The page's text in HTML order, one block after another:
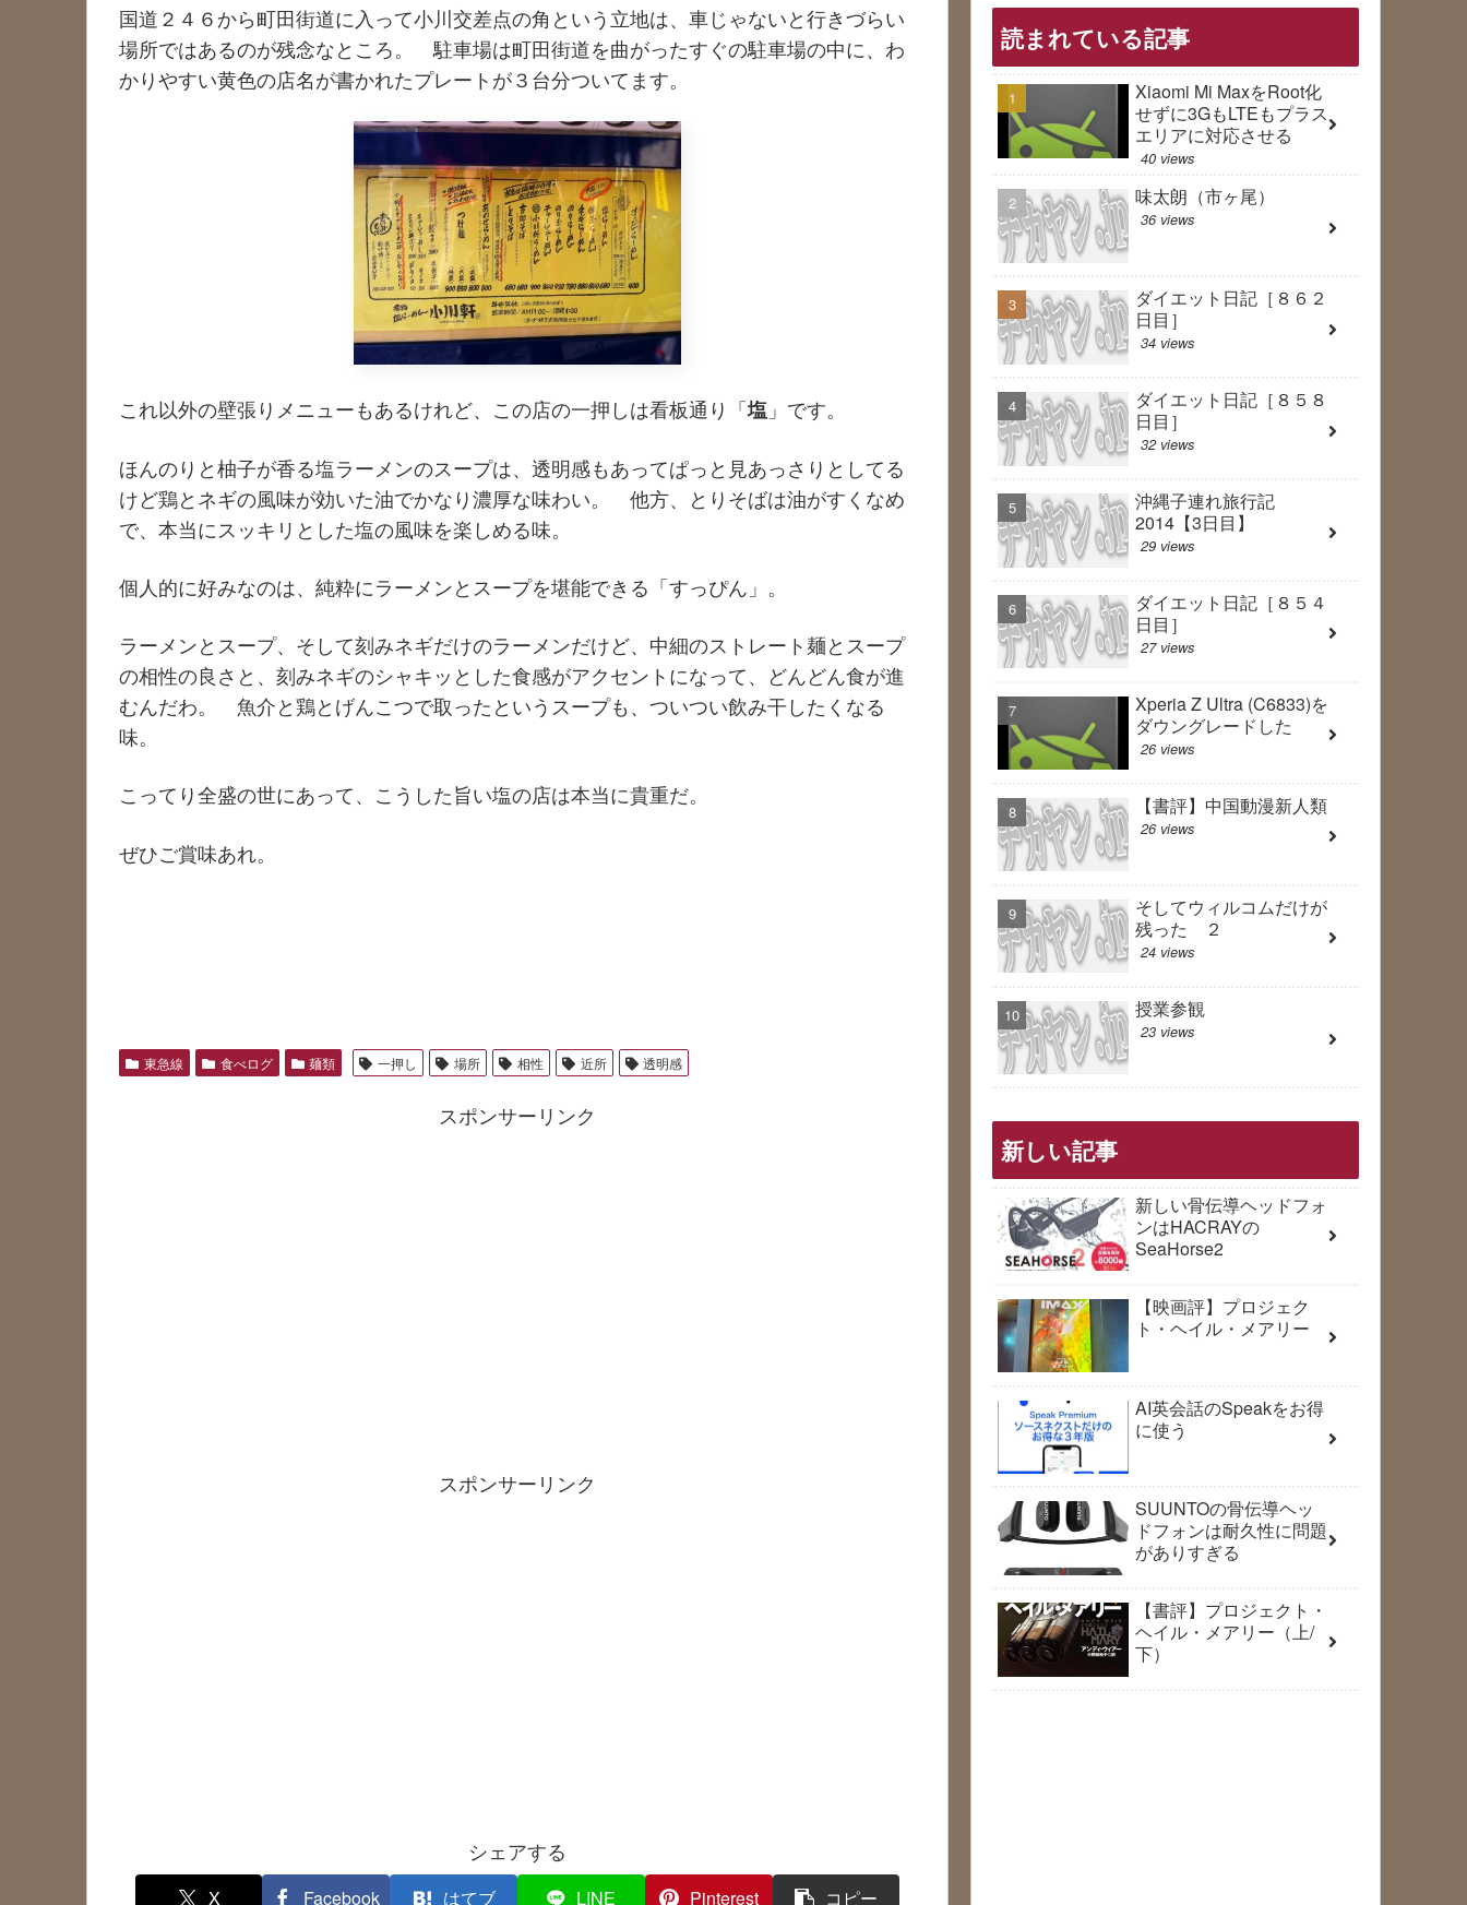
国道２４６から町田街道に入って小川交差点の角という立地は、車じゃないと行きづらい
場所ではあるのが残念なところ。 駐車場は町田街道を曲がったすぐの駐車場の中に、わ
かりやすい黄色の店名が書かれたプレートが３台分ついてます。
これ以外の壁張りメニューもあるけれど、この店の一押しは看板通り「塩 」です。
ほんのりと柚子が香る塩ラーメンのスープは、透明感もあってぱっと見あっさりとしてる
けど鶏とネギの風味が効いた油でかなり濃厚な味わい。 他方、とりそばは油がすくなめ
で、本当にスッキリとした塩の風味を楽しめる味。
個人的に好みなのは、純粋にラーメンとスープを堪能できる「すっぴん」。
ラーメンとスープ、そして刻みネギだけのラーメンだけど、中細のストレート麺とスープ
の相性の良さと、刻みネギのシャキッとした食感がアクセントになって、どんどん食が進
むんだわ。 魚介と鶏とげんこつで取ったというスープも、ついつい飲み干したくなる
味。
こってり全盛の世にあって、こうした旨い塩の店は本当に貴重だ。
ぜひご賞味あれ。
東急線 食べログ 麺類 一押し 場所 相性 近所 透明感
スポンサーリンク
スポンサーリンク
シェアする
X Facebook はてブ LINE Pinterest コピー
読まれている記事
Xiaomi Mi MaxをRoot化
せずに3GもLTEもプラス
エリアに対応させる
40 views
味太朗（市ヶ尾）
36 views
ダイエット日記［８６２
日目］
34 views
ダイエット日記［８５８
日目］
32 views
沖縄子連れ旅行記
2014【3日目】
29 views
ダイエット日記［８５４
日目］
27 views
Xperia Z Ultra (C6833)を
ダウングレードした
26 views
【書評】中国動漫新人類
26 views
そしてウィルコムだけが
残った ２
24 views
授業参観
23 views
新しい記事
新しい骨伝導ヘッドフォ
ンはHACRAYの
SeaHorse2
【映画評】プロジェク
ト・ヘイル・メアリー
AI英会話のSpeakをお得
に使う
SUUNTOの骨伝導ヘッ
ドフォンは耐久性に問題
がありすぎる
【書評】プロジェクト・
ヘイル・メアリー（上/
下）